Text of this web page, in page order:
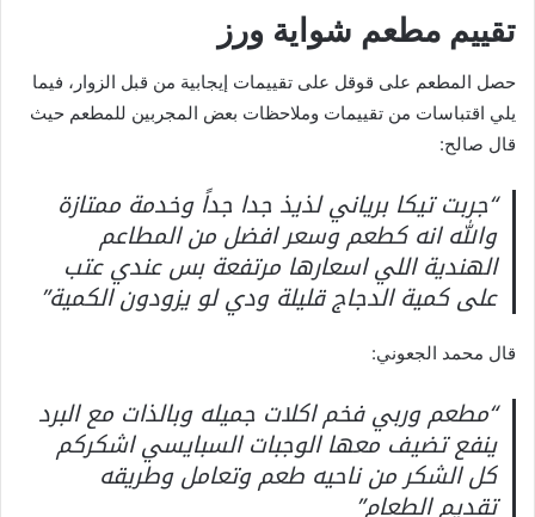
تقييم مطعم شواية ورز
حصل المطعم على قوقل على تقييمات إيجابية من قبل الزوار، فيما
يلي اقتباسات من تقييمات وملاحظات بعض المجربين للمطعم حيث
قال صالح:
“جربت تيكا برياني لذيذ جدا جداً وخدمة ممتازة
والله انه كطعم وسعر افضل من المطاعم
الهندية اللي اسعارها مرتفعة بس عندي عتب
على كمية الدجاج قليلة ودي لو يزودون الكمية”
قال محمد الجعوني:
“مطعم وربي فخم اكلات جميله وبالذات مع البرد
ينفع تضيف معها الوجبات السبايسي اشكركم
كل الشكر من ناحيه طعم وتعامل وطريقه
تقديم الطعام”